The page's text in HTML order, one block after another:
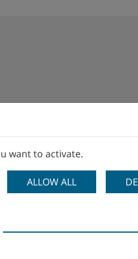
ありません。WFLの
の顧客満足度を誇ってい
、完璧に成熟したマシンコ
るWFLのカスタマー：
want to activate.
ALLOW ALL